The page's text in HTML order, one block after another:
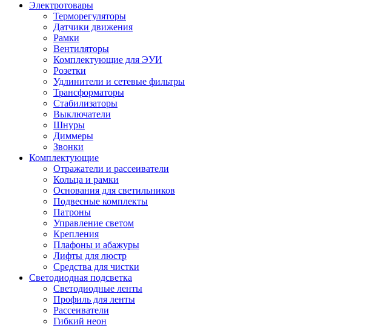
Электротовары
Терморегуляторы
Датчики движения
Рамки
Вентиляторы
Комплектующие для ЭУИ
Розетки
Удлинители и сетевые фильтры
Трансформаторы
Стабилизаторы
Выключатели
Шнуры
Диммеры
Звонки
Комплектующие
Отражатели и рассеиватели
Кольца и рамки
Основания для светильников
Подвесные комплекты
Патроны
Управление светом
Крепления
Плафоны и абажуры
Лифты для люстр
Средства для чистки
Светодиодная подсветка
Светодиодные ленты
Профиль для ленты
Рассеиватели
Гибкий неон